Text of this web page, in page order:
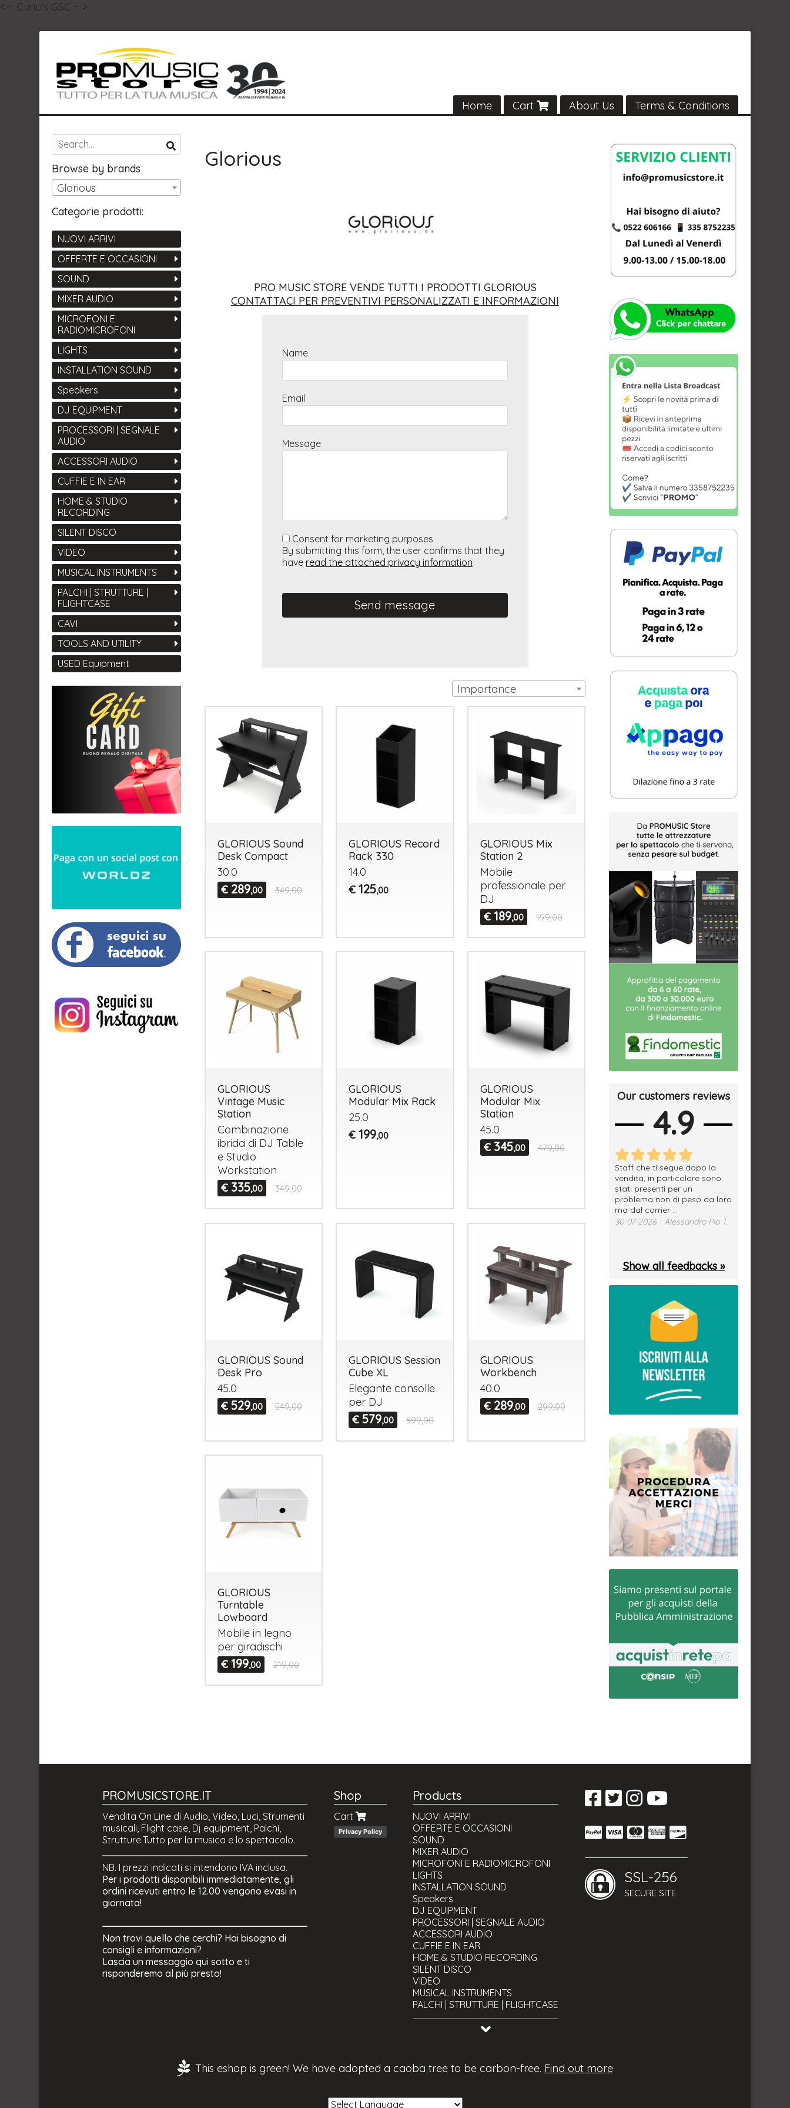
<-- Curio's GSC -->
Home Cart About Us Terms & Conditions
Glorious
PRO MUSIC STORE VENDE TUTTI I PRODOTTI GLORIOUS
CONTATTACI PER PREVENTIVI PERSONALIZZATI E INFORMAZIONI
Name
Email
Message
Consent for marketing purposes
By submitting this form, the user confirms that they
have read the attached privacy information
Send message
Importance
GLORIOUS Sound
Desk Compact
30.0
€ 289,00 349,00
GLORIOUS Record
Rack 330
14.0
€ 125,00
GLORIOUS Mix
Station 2
Mobile
professionale per
DJ
€ 189,00 199,00
GLORIOUS
Vintage Music
Station
Combinazione
ibrida di DJ Table
e Studio
Workstation
€ 335,00 349,00
GLORIOUS
Modular Mix Rack
25.0
€ 199,00
GLORIOUS
Modular Mix
Station
45.0
€ 345,00 479,00
GLORIOUS Sound
Desk Pro
45.0
€ 529,00 549,00
GLORIOUS Session
Cube XL
Elegante consolle
per DJ
€ 579,00 599,00
GLORIOUS
Workbench
40.0
€ 289,00 299,00
GLORIOUS
Turntable
Lowboard
Mobile in legno
per giradischi
€ 199,00 219,00
Browse by brands
Glorious
Categorie prodotti:
NUOVI ARRIVI
OFFERTE E OCCASIONI
SOUND
MIXER AUDIO
MICROFONI E
RADIOMICROFONI
LIGHTS
INSTALLATION SOUND
Speakers
DJ EQUIPMENT
PROCESSORI | SEGNALE
AUDIO
ACCESSORI AUDIO
CUFFIE E IN EAR
HOME & STUDIO
RECORDING
SILENT DISCO
VIDEO
MUSICAL INSTRUMENTS
PALCHI | STRUTTURE |
FLIGHTCASE
CAVI
TOOLS AND UTILITY
USED Equipment
Our customers reviews
4.9
Staff che ti segue dopo la
vendita, in particolare sono
stati presenti per un
problema non di peso da loro
ma dal corrier ...
30-07-2026 - Alessandro Pio T.
Show all feedbacks »
PROMUSICSTORE.IT
Vendita On Line di Audio, Video, Luci, Strumenti
musicali, Flight case, Dj equipment, Palchi,
Strutture.Tutto per la musica e lo spettacolo.
NB. I prezzi indicati si intendono IVA inclusa.
Per i prodotti disponibili immediatamente, gli
ordini ricevuti entro le 12.00 vengono evasi in
giornata!
Non trovi quello che cerchi? Hai bisogno di
consigli e informazioni?
Lascia un messaggio qui sotto e ti
risponderemo al più presto!
Shop
Cart
Privacy Policy
Products
NUOVI ARRIVI
OFFERTE E OCCASIONI
SOUND
MIXER AUDIO
MICROFONI E RADIOMICROFONI
LIGHTS
INSTALLATION SOUND
Speakers
DJ EQUIPMENT
PROCESSORI | SEGNALE AUDIO
ACCESSORI AUDIO
CUFFIE E IN EAR
HOME & STUDIO RECORDING
SILENT DISCO
VIDEO
MUSICAL INSTRUMENTS
PALCHI | STRUTTURE | FLIGHTCASE
CAVI
TOOLS AND UTILITY
SSL-256
SECURE SITE
This eshop is green! We have adopted a caoba tree to be carbon-free. Find out more